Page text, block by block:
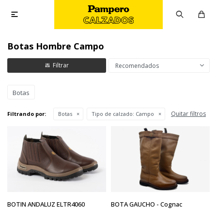

Botas Hombre Campo
Recomendados
Botas
Filtrando por: Botas Tipo de calzado: Campo Quitar filtros
BOTIN ANDALUZ ELTR4060
BOTA GAUCHO - Cognac